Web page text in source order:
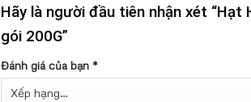
Hãy là người đầu tiên nhận xét
gói 200G”
Đánh giá của bạn *